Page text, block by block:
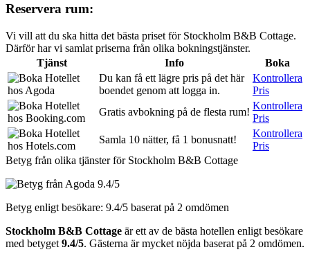
Reservera rum:
Vi vill att du ska hitta det bästa priset för Stockholm B&B Cottage.
Därför har vi samlat priserna från olika bokningstjänster.
Tjänst
Info
Boka
Du kan få ett lägre pris på det här
boendet genom att logga in.
Kontrollera
Pris
Gratis avbokning på de flesta rum!
Kontrollera
Pris
Samla 10 nätter, få 1 bonusnatt!
Kontrollera
Pris
Betyg från olika tjänster för Stockholm B&B Cottage
9.4/5
Betyg enligt besökare: 9.4/5 baserat på 2 omdömen
Stockholm B&B Cottage är ett av de bästa hotellen enligt besökare
med betyget 9.4/5. Gästerna är mycket nöjda baserat på 2 omdömen.